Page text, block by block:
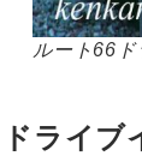
ルート66
ドライブ